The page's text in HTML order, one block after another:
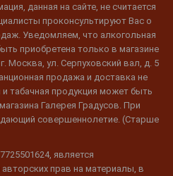
данная на сайте, не считается
проконсультируют Вас о
Уведомляем, что алкогольная
приобретена только в магазине
Москва, ул. Серпуховский вал, д. 5
продажа и доставка не
табачная продукция может быть
Галерея Градусов. При
совершеннолетие. (Старше
является
прав на материалы, в